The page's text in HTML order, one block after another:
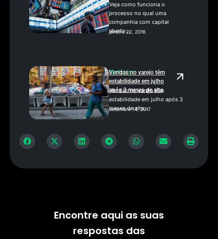
Veja como funciona o
processo no qual uma
companhia com capital
aberto...
janeiro 22, 2016
Notícias
Vendas no varejo têm
estabilidade em julho
após 3 meses de alta
Vendas no varejo têm
estabilidade em julho após 3
meses de alta...
setembro 14, 2017
Encontre aqui as suas
respostas das